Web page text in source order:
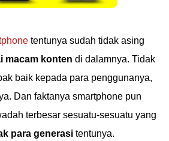
tentunya sudah tidak asing
macam konten di dalamnya. Tidak
baik kepada para penggunanya,
Dan faktanya smartphone pun
terbesar sesuatu-sesuatu yang
para generasi tentunya.